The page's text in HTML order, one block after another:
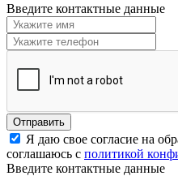
Введите контактные данные
Я даю свое согласие на
соглашаюсь с политикой
Введите контактные данные